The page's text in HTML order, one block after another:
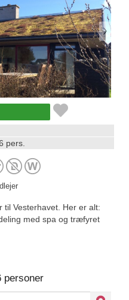
pers.
til Vesterhavet. Her er alt:
med spa og træfyret
personer